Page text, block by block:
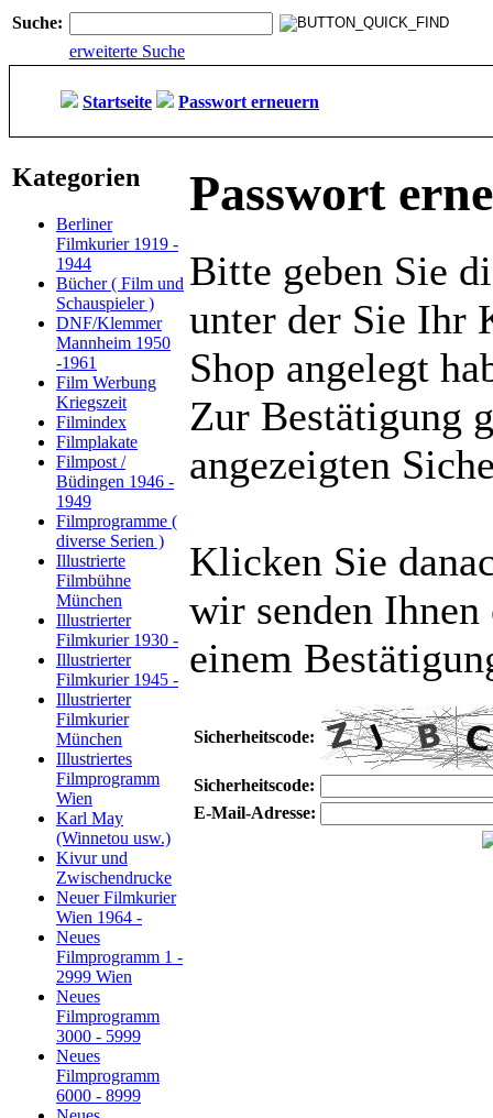
Suche:
erweiterte Suche
Startseite Passwort erneuern
Kategorien
Berliner
Filmkurier 1919 -
1944
Bücher ( Film und
Schauspieler )
DNF/Klemmer
Mannheim 1950
-1961
Film Werbung
Kriegszeit
Filmindex
Filmplakate
Filmpost /
Büdingen 1946 -
1949
Filmprogramme (
diverse Serien )
Illustrierte
Filmbühne
München
Illustrierter
Filmkurier 1930 -
Illustrierter
Filmkurier 1945 -
Illustrierter
Filmkurier
München
Illustriertes
Filmprogramm
Wien
Karl May
(Winnetou usw.)
Kivur und
Zwischendrucke
Neuer Filmkurier
Wien 1964 -
Neues
Filmprogramm 1 -
2999 Wien
Neues
Filmprogramm
3000 - 5999
Neues
Filmprogramm
6000 - 8999
Passwort
Bitte geben Sie
unter der Sie Ihr
Shop angelegt
Zur Bestätigung
angezeigten
Klicken Sie
wir senden
einem
Sicherheitscode:
Sicherheitscode:
E-Mail-Adresse: